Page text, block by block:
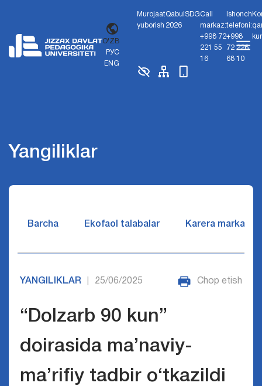
O'ZB
РУС
ENG
Murojaat
yuborish
Qabul
2026
SDGCall
markaz:
+998 72
221 55
16
Ishonch
telefoni:
+998
72 226
68 10
Yangiliklar
Barcha Ekofaol talabalar Karera markazi
YANGILIKLAR 25/06/2025 Chop etish
“Dolzarb 90 kun”
doirasida ma’naviy-
ma’rifiy tadbir o‘tkazildi